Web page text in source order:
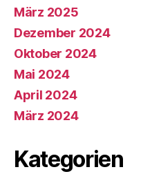
März 2025
Dezember 2024
Oktober 2024
Mai 2024
April 2024
März 2024
Kategorien